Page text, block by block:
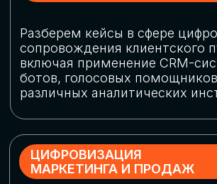
СПИКЕРЫ
СТАТЬ СПИКЕРОМ
В конференции участвовали более 120 спикеров